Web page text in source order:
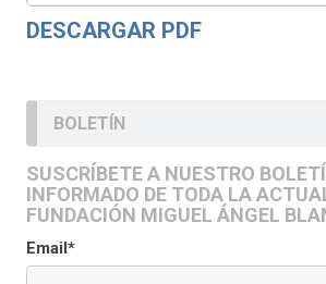
DESCARGAR PDF
BOLETÍN
SUSCRÍBETE A NUESTRO
INFORMADO DE TODA LA
FUNDACIÓN MIGUEL ÁNGEL
Email*